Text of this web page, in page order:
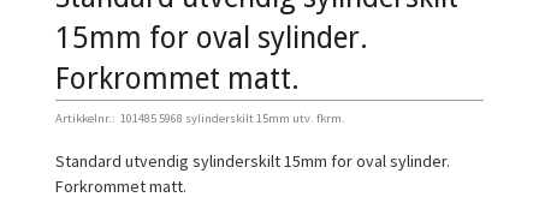
15mm for oval sylinder.
Forkrommet matt.
Artikkelnr.: 101485 5968 sylinderskilt 15mm utv. fkrm.
Standard utvendig sylinderskilt 15mm for oval sylinder.
Forkrommet matt.